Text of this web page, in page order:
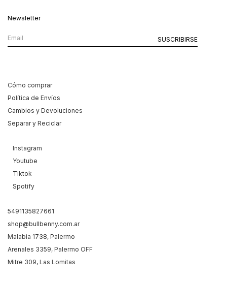
Newsletter
Cómo comprar
Política de Envíos
Cambios y Devoluciones
Separar y Reciclar
Instagram
Youtube
Tiktok
Spotify
5491135827661
shop@bullbenny.com.ar
Malabia 1738, Palermo
Arenales 3359, Palermo OFF
Mitre 309, Las Lomitas